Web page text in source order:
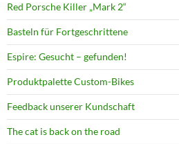
Red Porsche Killer „Mark 2“
Basteln für Fortgeschrittene
Espire: Gesucht – gefunden!
Produktpalette Custom-Bikes
Feedback unserer Kundschaft
The cat is back on the road